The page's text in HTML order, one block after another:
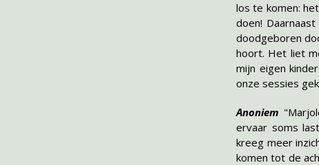
los te komen:
doen!
doodgeboren
hoort. Het liet
mijn eigen
onze sessies
Anoniem
ervaar soms
kreeg meer
komen tot de